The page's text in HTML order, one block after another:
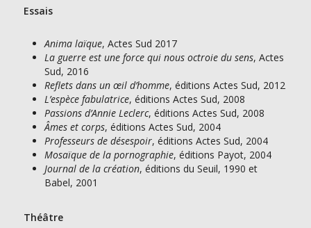
Essais
Anima laïque, Actes Sud 2017
La guerre est une force qui nous octroie du sens, Actes
Sud, 2016
Reflets dans un œil d’homme, éditions Actes Sud, 2012
L’espèce fabulatrice, éditions Actes Sud, 2008
Passions d’Annie Leclerc, éditions Actes Sud, 2008
Âmes et corps, éditions Actes Sud, 2004
Professeurs de désespoir, éditions Actes Sud, 2004
Mosaïque de la pornographie, éditions Payot, 2004
Journal de la création, éditions du Seuil, 1990 et
Babel, 2001
Théâtre